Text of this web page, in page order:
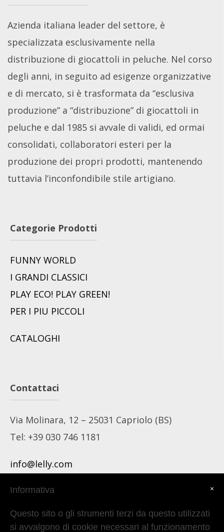
Azienda italiana leader del settore, è
specializzata esclusivamente nella
distribuzione di giocattoli in peluche. Nel corso
degli anni, in seguito ad esigenze organizzative
e di mercato, si è trasformata da “esclusiva
produzione” a “distribuzione” di giocattoli in
peluche e dal 1985 si avvale di validi, ed ormai
consolidati, collaboratori esteri per la
produzione dei propri prodotti, mantenendo
tuttavia l’inconfondibile stile artigiano.
Categorie Prodotti
FUNNY WORLD
I GRANDI CLASSICI
PLAY ECO! PLAY GREEN!
PER I PIU PICCOLI
CATALOGHI
Contattaci
Via Molinara, 12 – 25031 Capriolo (BS)
Tel: +39 030 746 1181
info@lelly.com
contab@lelly.com
×
Informativa
Questo sito o gli strumenti terzi da questo utilizzati
si avvalgono di cookie necessari al funzionamento